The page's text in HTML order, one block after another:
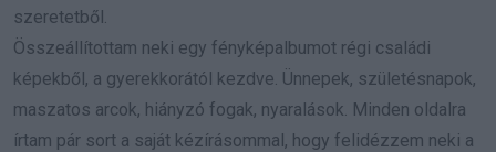
szeretetből.
Összeállítottam neki egy fényképalbumot régi családi
képekből, a gyerekkorától kezdve. Ünnepek, születésnapok,
maszatos arcok, hiányzó fogak, nyaralások. Minden oldalra
írtam pár sort a saját kézírásommal, hogy felidézzem neki a